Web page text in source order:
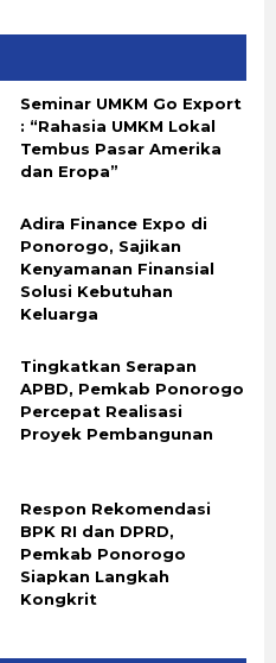
Seminar UMKM Go Export
: “Rahasia UMKM Lokal
Tembus Pasar Amerika
dan Eropa”
Adira Finance Expo di
Ponorogo, Sajikan
Kenyamanan Finansial
Solusi Kebutuhan
Keluarga
Tingkatkan Serapan
APBD, Pemkab Ponorogo
Percepat Realisasi
Proyek Pembangunan
Respon Rekomendasi
BPK RI dan DPRD,
Pemkab Ponorogo
Siapkan Langkah
Kongkrit